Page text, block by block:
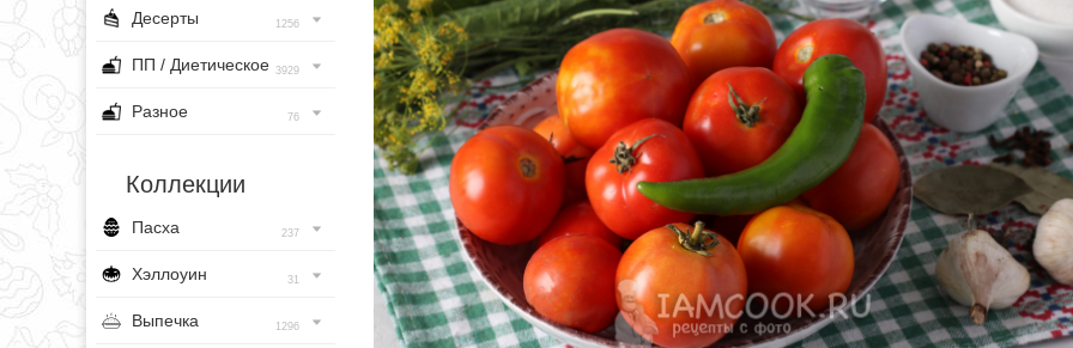
Десерты 1256
ПП / Диетическое 3929
Разное 76
Коллекции
Пасха 237
Хэллоуин 31
Выпечка 1296